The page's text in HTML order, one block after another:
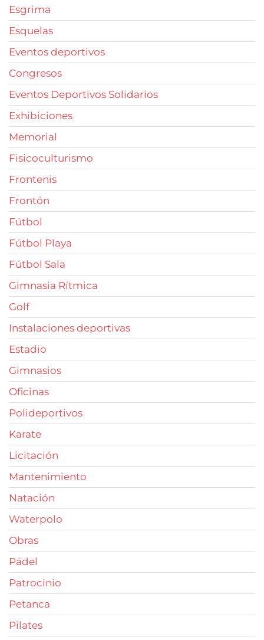
Esgrima
Esquelas
Eventos deportivos
Congresos
Eventos Deportivos Solidarios
Exhibiciones
Memorial
Fisicoculturismo
Frontenis
Frontón
Fútbol
Fútbol Playa
Fútbol Sala
Gimnasia Rítmica
Golf
Instalaciones deportivas
Estadio
Gimnasios
Oficinas
Polideportivos
Karate
Licitación
Mantenimiento
Natación
Waterpolo
Obras
Pádel
Patrocinio
Petanca
Pilates